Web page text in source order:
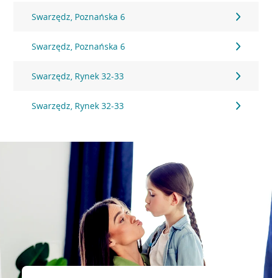
Swarzędz, Poznańska 6
Swarzędz, Poznańska 6
Swarzędz, Rynek 32-33
Swarzędz, Rynek 32-33